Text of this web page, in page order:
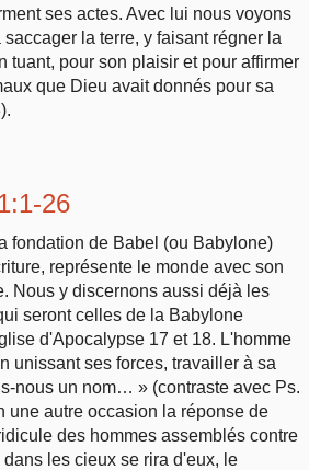
ses actes. Avec lui nous voyons
saccager la terre, y faisant régner la
tuant, pour son plaisir et pour affirmer
que Dieu avait donnés pour sa
26
fondation de Babel (ou Babylone)
représente le monde avec son
Nous y discernons aussi déjà les
seront celles de la Babylone
d'Apocalypse 17 et 18. L'homme
unissant ses forces, travailler à sa
nous un nom… » (contraste avec Ps.
une autre occasion la réponse de
des hommes assemblés contre
les cieux se rira d'eux, le